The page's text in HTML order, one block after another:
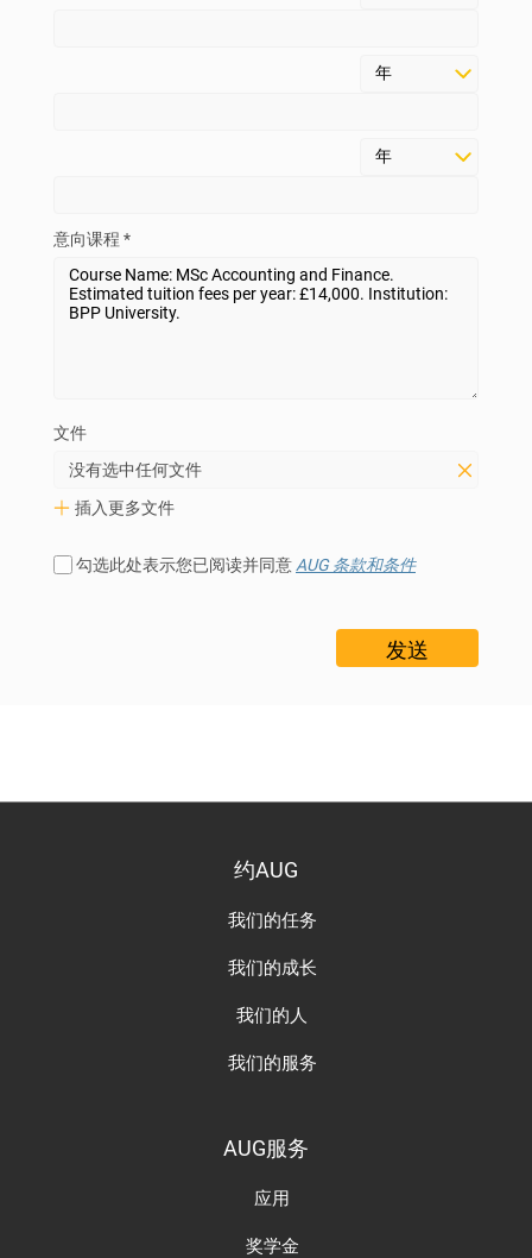
意向课程 *
文件
没有选中任何文件
插入更多文件
勾选此处表示您已阅读并同意 AUG 条款和条件
约AUG
我们的任务
我们的成长
我们的人
我们的服务
AUG服务
应用
奖学金